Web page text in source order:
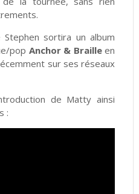
sortira un album
pop Anchor & Brailleen
sur ses réseaux
de Matty ainsi
: